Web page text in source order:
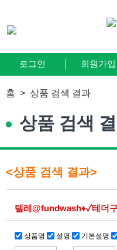
로그인 회원가입
홈 > 상품 검색 결과
상품 검색
<상품 검색 결과>
텔레@fundwash♦✓테더
상품명 설명 기본설명